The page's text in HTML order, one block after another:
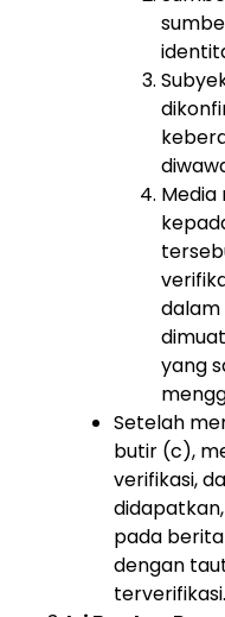
dalam
yang
Setelah
butir (c),
verifikasi,
pada
dengan
terverifikasi.